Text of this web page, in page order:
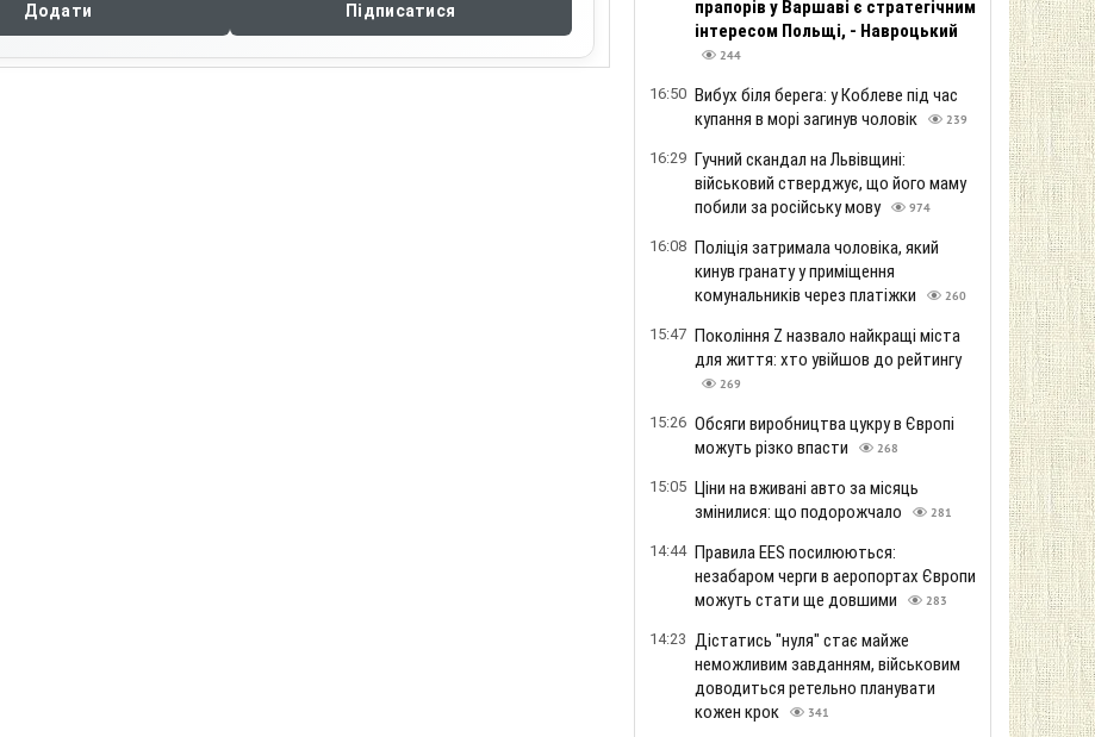
Додати Підписатися
прапорів у Варшаві є стратегічним
інтересом Польщі, - Навроцький
244
16:50 Вибух біля берега: у Коблеве під час
купання в морі загинув чоловік
239
16:29 Гучний скандал на Львівщині:
військовий стверджує, що його маму
побили за російську мову
974
16:08 Поліція затримала чоловіка, який
кинув гранату у приміщення
комунальників через платіжки
260
15:47 Покоління Z назвало найкращі міста
для життя: хто увійшов до рейтингу
269
15:26 Обсяги виробництва цукру в Європі
можуть різко впасти
268
15:05 Ціни на вживані авто за місяць
змінилися: що подорожчало
281
14:44 Правила EES посилюються:
незабаром черги в аеропортах Європи
можуть стати ще довшими
283
14:23 Дістатись "нуля" стає майже
неможливим завданням, військовим
доводиться ретельно планувати
кожен крок
341